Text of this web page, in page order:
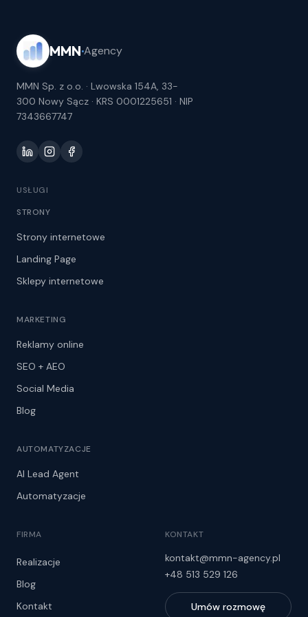
MMN·Agency
MMN Sp. z o.o. · Lwowska 154A, 33-
300 Nowy Sącz · KRS 0001225651 · NIP
7343667747
USŁUGI
STRONY
Strony internetowe
Landing Page
Sklepy internetowe
MARKETING
Reklamy online
SEO + AEO
Social Media
Blog
AUTOMATYZACJE
AI Lead Agent
Automatyzacje
FIRMA
Realizacje
Blog
Kontakt
KONTAKT
kontakt@mmn-agency.pl
+48 513 529 126
Umów rozmowę